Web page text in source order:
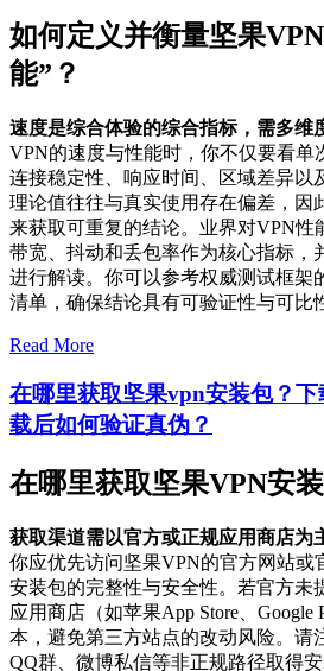
如何定义并衡量坚果
能”？
速度是综合体验的综合指标，需多维
VPN的速度与性能时，你不仅要看单
连接稳定性、响应时间、区域差异以
理论值往往与真实使用存在偏差，因
来获取可重复的结论。业界对VPN性
带宽、抖动和丢包率作为核心指标，
进行解读。你可以参考权威测试框架
清单，确保结论具有可验证性与可比
Read More
在哪里获取坚果vpn安装包？
载后如何验证真伪？
在哪里获取坚果VPN安
获取渠道需以官方或正规应用商店为
你应优先访问坚果VPN的官方网站或
安装包的完整性与安全性。若官方未
应用商店（如苹果App Store、Google
本，避免第三方站点的改动风险。请
QQ群、微博私信等非正规路径取得